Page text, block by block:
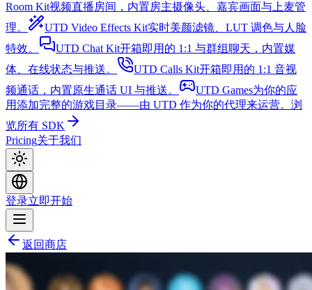
Room Kit视频直播房间，内置房主摄像头、嘉宾画面与上麦管
理。
UTD Video Effects Kit实时美颜滤镜、LUT 调色与人脸
特效。
UTD Chat Kit开箱即用的 1:1 与群组聊天，内置媒
体、在线状态与推送。
UTD Calls Kit开箱即用的 1:1 音视
频通话，内置原生通话 UI 与推送。
UTD Games为你的应
用添加完整的游戏目录——由 UTD 作为你的代理来运营。 浏
览所有 SDK
Pricing关于我们
登录立即开始
返回商店